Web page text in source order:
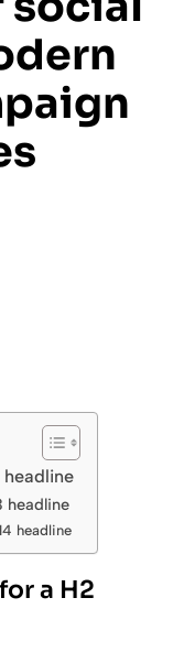
headline
headline
a H2